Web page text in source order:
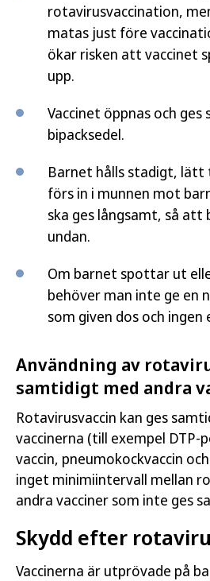
rotavirusvaccination,
matas just före
ökar risken att vaccinet
upp.
Vaccinet öppnas och ges
bipacksedel.
Barnet hålls stadigt, lätt
förs in i munnen mot
ska ges långsamt, så att
undan.
Om barnet spottar ut
behöver man inte ge en
som given dos och ingen
Användning av
samtidigt med andra
Rotavirusvaccin kan ges
vaccinerna (till exempel
vaccin, pneumokockvaccin
inget minimiintervall mellan
andra vacciner som inte ges
Skydd efter
Vaccinerna är utprövade på